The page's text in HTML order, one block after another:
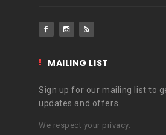
MAILING LIST
Sign up for our mailing list to
updates and offers.
We respect your privacy.